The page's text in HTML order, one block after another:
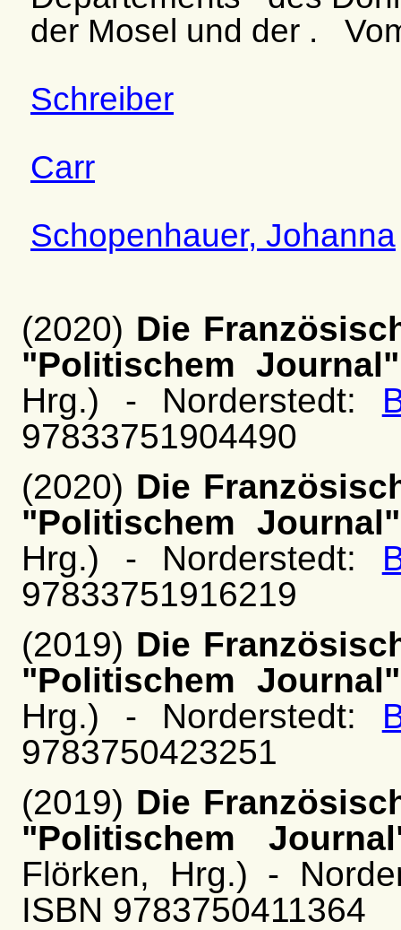
der Mosel und der .
Schreiber
Carr
Schopenhauer, Johanna
(2020) Die
"Politischem
Hrg.) - Norderstedt:
97833751904490
(2020) Die
"Politischem
Hrg.) - Norderstedt:
97833751916219
(2019) Die
"Politischem
Hrg.) - Norderstedt:
9783750423251
(2019) Die
"Politischem
Flörken, Hrg.) -
ISBN 9783750411364